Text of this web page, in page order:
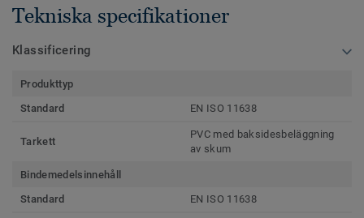
Tekniska specifikationer
Klassificering
Produkttyp
Standard
EN ISO 11638
Tarkett
PVC med baksidesbeläggning
av skum
Bindemedelsinnehåll
Standard
EN ISO 11638